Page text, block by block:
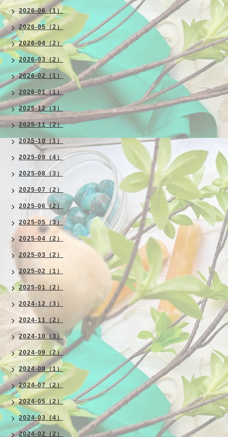
2026-06（1）
2026-05（2）
2026-04（2）
2026-03（2）
2026-02（1）
2026-01（1）
2025-12（3）
2025-11（2）
2025-10（1）
2025-09（4）
2025-08（3）
2025-07（2）
2025-06（2）
2025-05（3）
2025-04（2）
2025-03（2）
2025-02（1）
2025-01（2）
2024-12（3）
2024-11（2）
2024-10（3）
2024-09（2）
2024-08（1）
2024-07（2）
2024-05（2）
2024-03（4）
2024-02（2）